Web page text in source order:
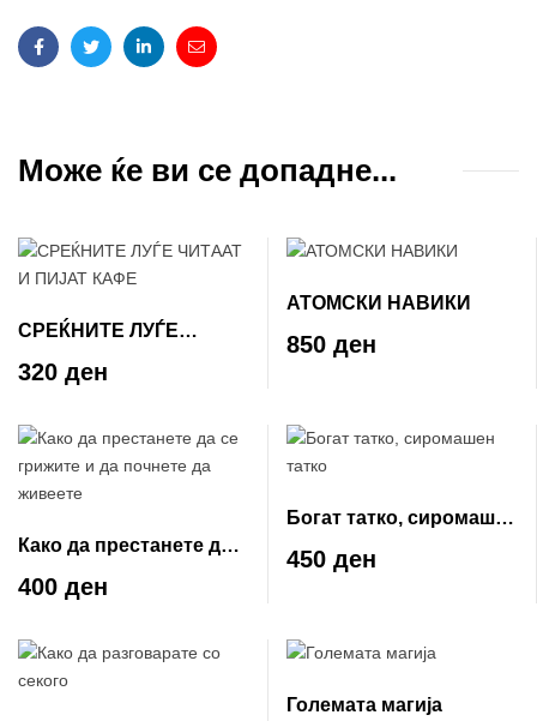
FacebookTwitterLinkedinEmail
Може ќе ви се допадне...
СРЕЌНИТЕ ЛУЃЕ
ЧИТААТ И ПИЈАТ КАФЕ
320 ден
АТОМСКИ НАВИКИ
850 ден
Како да престанете да
се грижите и да почнете
да живеете
400 ден
Богат татко, сиромашен
татко
450 ден
Големата магија